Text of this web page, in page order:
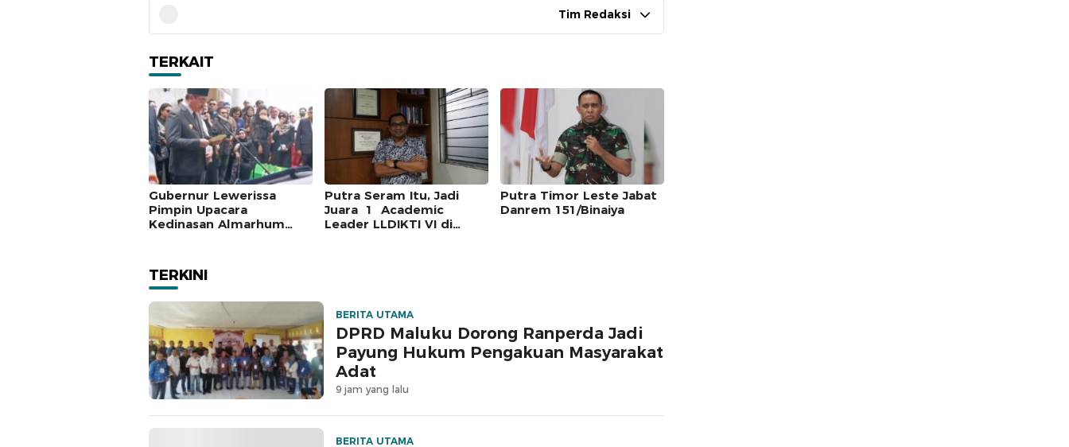
Tim Redaksi
TERKAIT
Gubernur Lewerissa
Pimpin Upacara
Kedinasan Almarhum
Putra Seram Itu, Jadi
Juara 1 Academic
Leader LLDIKTI VI di
Putra Timor Leste Jabat
Danrem 151/Binaiya
TERKINI
BERITA UTAMA
DPRD Maluku Dorong Ranperda Jadi
Payung Hukum Pengakuan Masyarakat
Adat
9 jam yang lalu
BERITA UTAMA